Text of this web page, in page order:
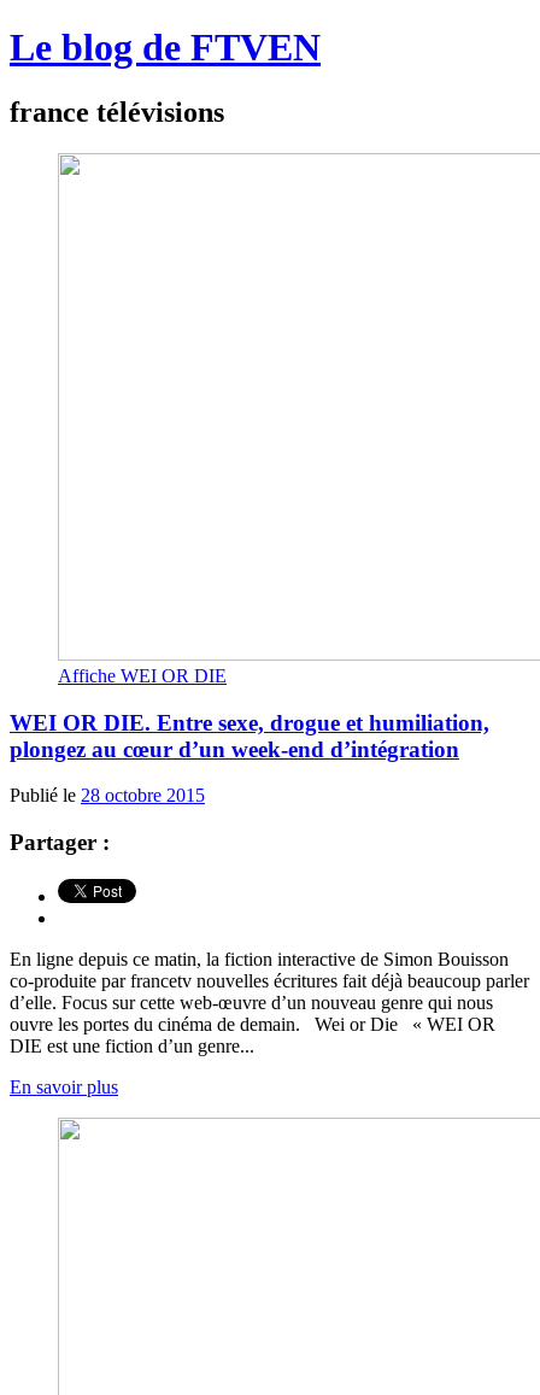
Le blog de FTVEN
france télévisions
Affiche WEI OR DIE
WEI OR DIE. Entre sexe, drogue et humiliation,
plongez au cœur d’un week-end d’intégration
Publié le 28 octobre 2015
Partager :
En ligne depuis ce matin, la fiction interactive de Simon Bouisson
co-produite par francetv nouvelles écritures fait déjà beaucoup parler
d’elle. Focus sur cette web-œuvre d’un nouveau genre qui nous
ouvre les portes du cinéma de demain. Wei or Die « WEI OR
DIE est une fiction d’un genre...
En savoir plus